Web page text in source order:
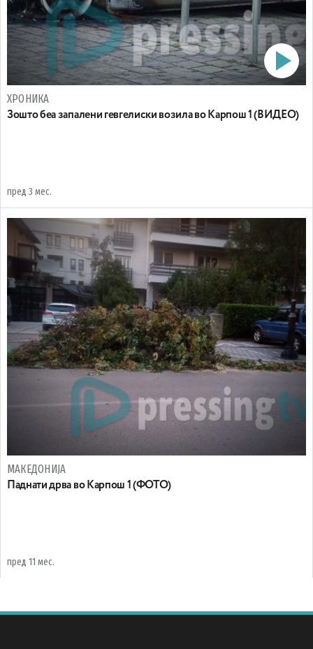
ХРОНИКА
Зошто беа запалени гевгелиски возила во Карпош 1 (ВИДЕО)
пред 3 мес.
МАКЕДОНИЈА
Паднати дрва во Карпош 1 (ФОТО)
пред 11 мес.